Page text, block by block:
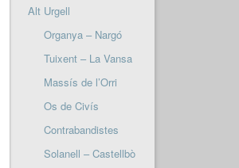
Alt Urgell
Organya – Nargó
Tuixent – La Vansa
Massís de l’Orri
Os de Civís
Contrabandistes
Solanell – Castellbò